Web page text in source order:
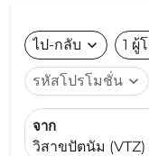
ไป-กลับ expand_more 1 ผู้
รหัสโปรโมชั่น expand_more
จาก
วิสาขปัตนัม (VTZ)